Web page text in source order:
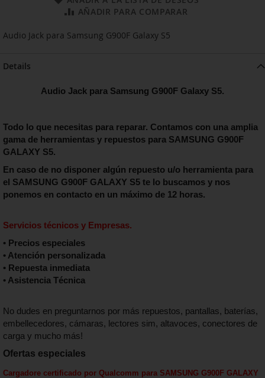
AÑADIR PARA COMPARAR
Audio Jack para Samsung G900F Galaxy S5
Details
Audio Jack para Samsung G900F Galaxy S5.
Todo lo que necesitas para reparar. Contamos con una amplia
gama de herramientas y repuestos para SAMSUNG G900F
GALAXY S5.
En caso de no disponer algún repuesto u/o herramienta para
el SAMSUNG G900F GALAXY S5 te lo buscamos y nos
ponemos en contacto en un máximo de 12 horas.
Servicios técnicos y Empresas.
• Precios especiales
• Atención personalizada
• Repuesta inmediata
• Asistencia Técnica
No dudes en preguntarnos por más repuestos, pantallas, baterías,
embellecedores, cámaras, lectores sim, altavoces, conectores de
carga y mucho más!
Ofertas especiales
Cargadore certificado por Qualcomm para SAMSUNG G900F GALAXY